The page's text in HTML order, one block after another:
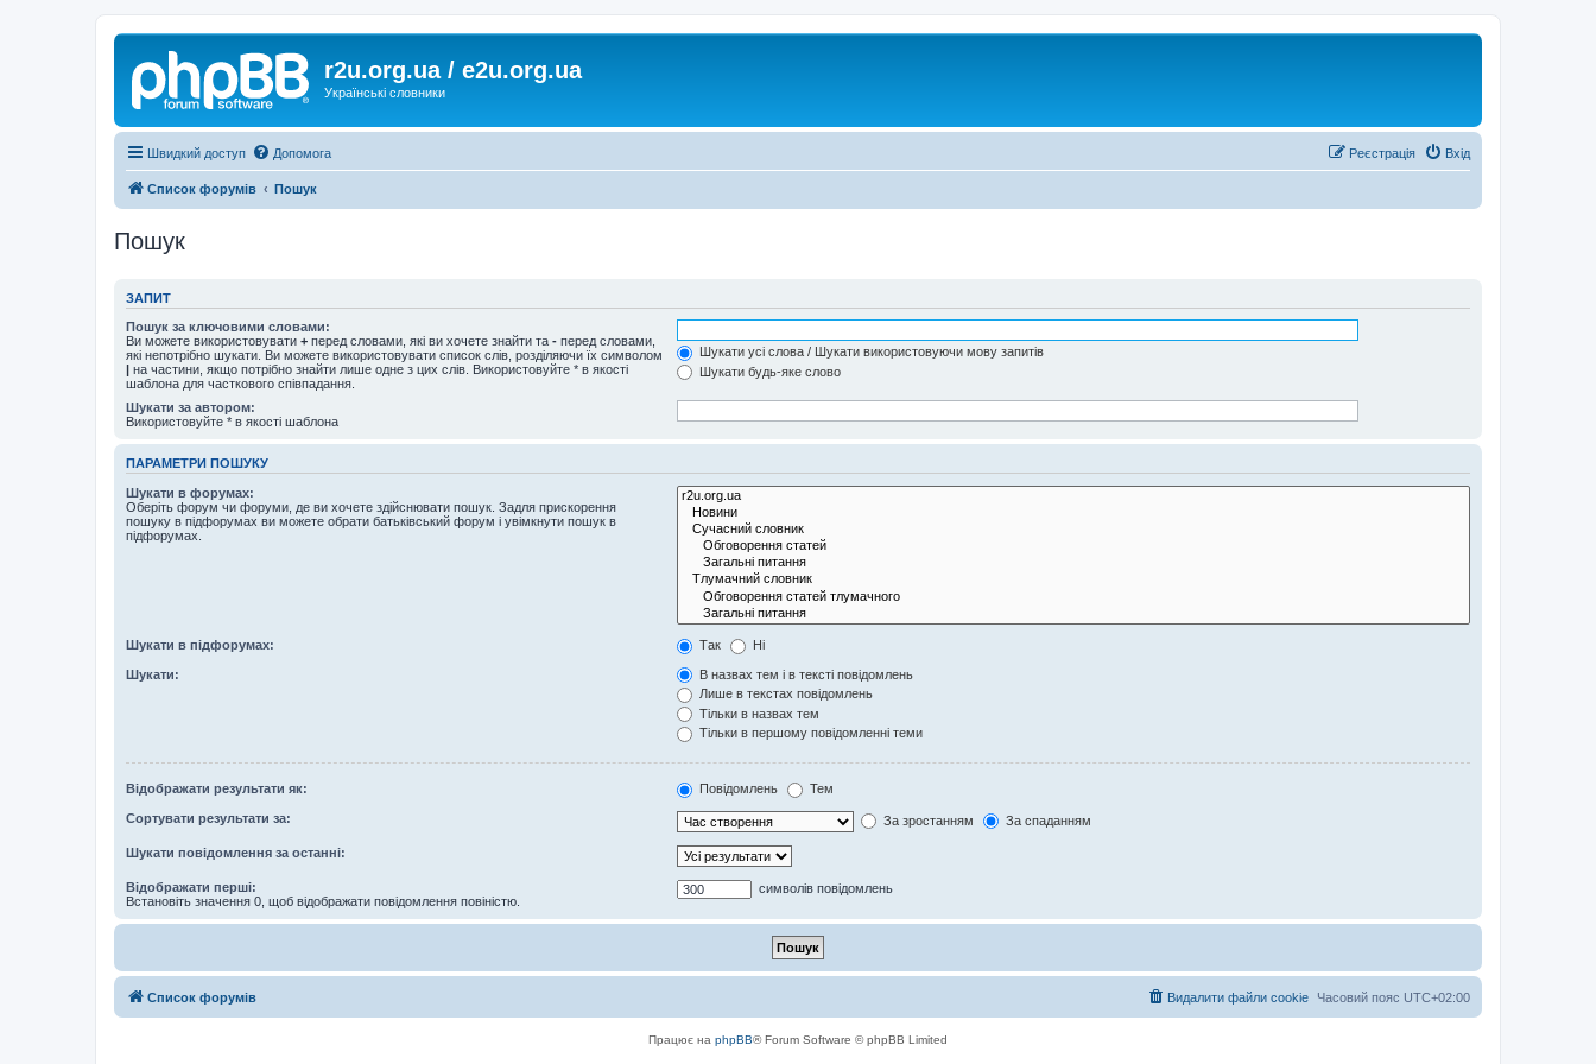
r2u.org.ua / e2u.org.ua
Українські словники
Швидкий доступ Допомога Вхід
Реєстрація
Список форумів Пошук
Пошук
ЗАПИТ
Пошук за ключовими словами:
Ви можете використовувати + перед словами, які ви хочете знайти та - перед словами,
які непотрібно шукати. Ви можете використовувати список слів, розділяючи їх символом
| на частини, якщо потрібно знайти лише одне з цих слів. Використовуйте * в якості
шаблона для часткового співпадання.
Шукати усі слова / Шукати використовуючи мову запитів
Шукати будь-яке слово
Шукати за автором:
Використовуйте * в якості шаблона
ПАРАМЕТРИ ПОШУКУ
Шукати в форумах:
Оберіть форум чи форуми, де ви хочете здійснювати пошук. Задля прискорення
пошуку в підфорумах ви можете обрати батьківський форум і увімкнути пошук в
підфорумах.
Шукати в підфорумах: Так Ні
Шукати:
В назвах тем і в тексті повідомлень
Лише в текстах повідомлень
Тільки в назвах тем
Тільки в першому повідомленні теми
Відображати результати як: Повідомлень Тем
Сортувати результати за: За зростанням За спаданням
Шукати повідомлення за останні:
Відображати перші:
Встановіть значення 0, щоб відображати повідомлення повіністю.
символів повідомлень
Список форумів Часовий пояс UTC+02:00
Видалити файли cookie
Працює на phpBB® Forum Software © phpBB Limited